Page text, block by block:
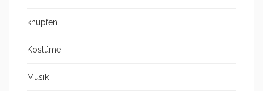
knüpfen
Kostüme
Musik